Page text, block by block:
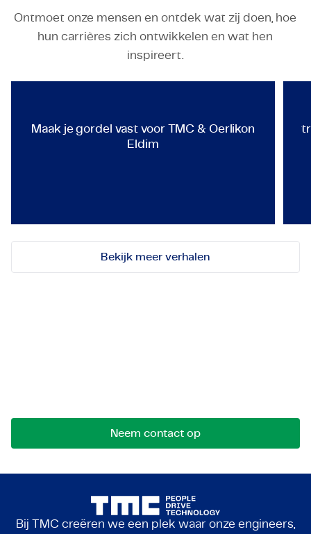
Ontmoet onze mensen en ontdek wat zij doen, hoe
hun carrières zich ontwikkelen en wat hen
inspireert.
TECHNOLOGY & ENGINEERING
Maak je gordel vast voor TMC & Oerlikon
Eldim
Employeneur
Bekijk meer verhalen
Neem contact op
Bij TMC creëren we een plek waar onze engineers,